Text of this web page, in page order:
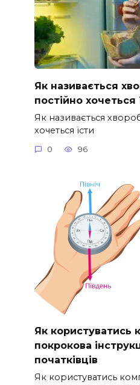
Як називається
постійно хочеться
Як називається
хочеться їсти
0 96
Як користуватись
покрокова
початківців
Як користуватись